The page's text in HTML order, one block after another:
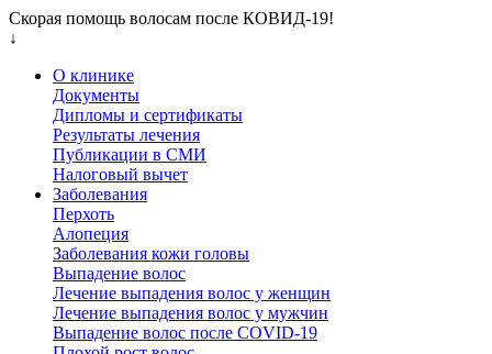
Скорая помощь волосам после КОВИД-19!
↓
О клинике
Документы
Дипломы и сертификаты
Результаты лечения
Публикации в СМИ
Налоговый вычет
Заболевания
Перхоть
Алопеция
Заболевания кожи головы
Выпадение волос
Лечение выпадения волос у женщин
Лечение выпадения волос у мужчин
Выпадение волос после COVID-19